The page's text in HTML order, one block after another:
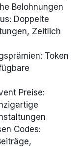
Belohnungen
Doppelte
Zeitlich
Token
Preise:
Codes: